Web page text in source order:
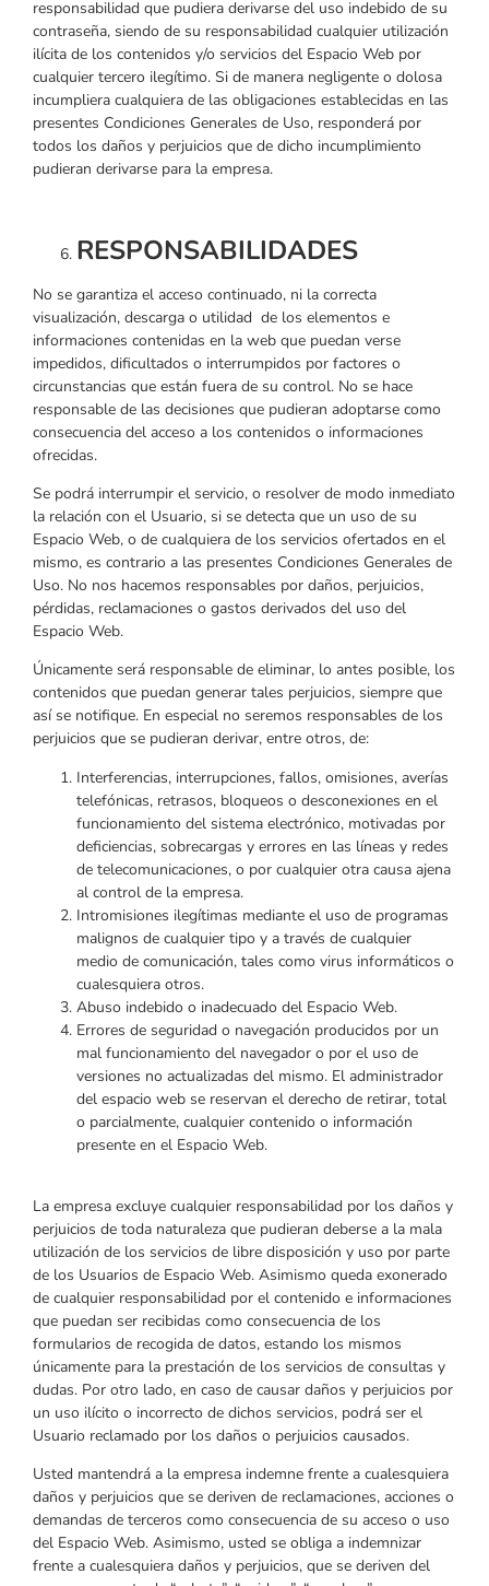
responsabilidad que pudiera derivarse del uso indebido de su
contraseña, siendo de su responsabilidad cualquier utilización
ilícita de los contenidos y/o servicios del Espacio Web por
cualquier tercero ilegítimo. Si de manera negligente o dolosa
incumpliera cualquiera de las obligaciones establecidas en las
presentes Condiciones Generales de Uso, responderá por
todos los daños y perjuicios que de dicho incumplimiento
pudieran derivarse para la empresa.
RESPONSABILIDADES
No se garantiza el acceso continuado, ni la correcta
visualización, descarga o utilidad de los elementos e
informaciones contenidas en la web que puedan verse
impedidos, dificultados o interrumpidos por factores o
circunstancias que están fuera de su control. No se hace
responsable de las decisiones que pudieran adoptarse como
consecuencia del acceso a los contenidos o informaciones
ofrecidas.
Se podrá interrumpir el servicio, o resolver de modo inmediato
la relación con el Usuario, si se detecta que un uso de su
Espacio Web, o de cualquiera de los servicios ofertados en el
mismo, es contrario a las presentes Condiciones Generales de
Uso. No nos hacemos responsables por daños, perjuicios,
pérdidas, reclamaciones o gastos derivados del uso del
Espacio Web.
Únicamente será responsable de eliminar, lo antes posible, los
contenidos que puedan generar tales perjuicios, siempre que
así se notifique. En especial no seremos responsables de los
perjuicios que se pudieran derivar, entre otros, de:
Interferencias, interrupciones, fallos, omisiones, averías
telefónicas, retrasos, bloqueos o desconexiones en el
funcionamiento del sistema electrónico, motivadas por
deficiencias, sobrecargas y errores en las líneas y redes
de telecomunicaciones, o por cualquier otra causa ajena
al control de la empresa.
Intromisiones ilegítimas mediante el uso de programas
malignos de cualquier tipo y a través de cualquier
medio de comunicación, tales como virus informáticos o
cualesquiera otros.
Abuso indebido o inadecuado del Espacio Web.
Errores de seguridad o navegación producidos por un
mal funcionamiento del navegador o por el uso de
versiones no actualizadas del mismo. El administrador
del espacio web se reservan el derecho de retirar, total
o parcialmente, cualquier contenido o información
presente en el Espacio Web.
La empresa excluye cualquier responsabilidad por los daños y
perjuicios de toda naturaleza que pudieran deberse a la mala
utilización de los servicios de libre disposición y uso por parte
de los Usuarios de Espacio Web. Asimismo queda exonerado
de cualquier responsabilidad por el contenido e informaciones
que puedan ser recibidas como consecuencia de los
formularios de recogida de datos, estando los mismos
únicamente para la prestación de los servicios de consultas y
dudas. Por otro lado, en caso de causar daños y perjuicios por
un uso ilícito o incorrecto de dichos servicios, podrá ser el
Usuario reclamado por los daños o perjuicios causados.
Usted mantendrá a la empresa indemne frente a cualesquiera
daños y perjuicios que se deriven de reclamaciones, acciones o
demandas de terceros como consecuencia de su acceso o uso
del Espacio Web. Asimismo, usted se obliga a indemnizar
frente a cualesquiera daños y perjuicios, que se deriven del